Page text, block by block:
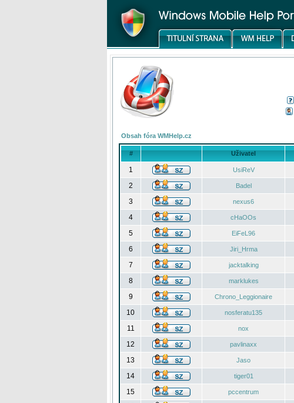
Obsah fóra WMHelp.cz
# Uživatel
1 UsiReV
2
Badel
3
nexus6
4
cHaOOs
5
EiFeL96
6
Jiri_Hrma
7
jacktalking
8
marklukes
9
Chrono_Leggionaire
10
nosferatu135
11
nox
12
pavlinaxx
13
Jaso
14
tiger01
15
pccentrum